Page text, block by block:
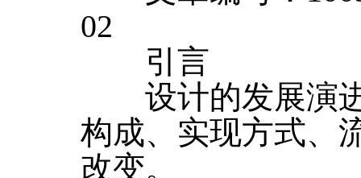
02
引言
设计的发展演进
构成、实现方式、
改变。